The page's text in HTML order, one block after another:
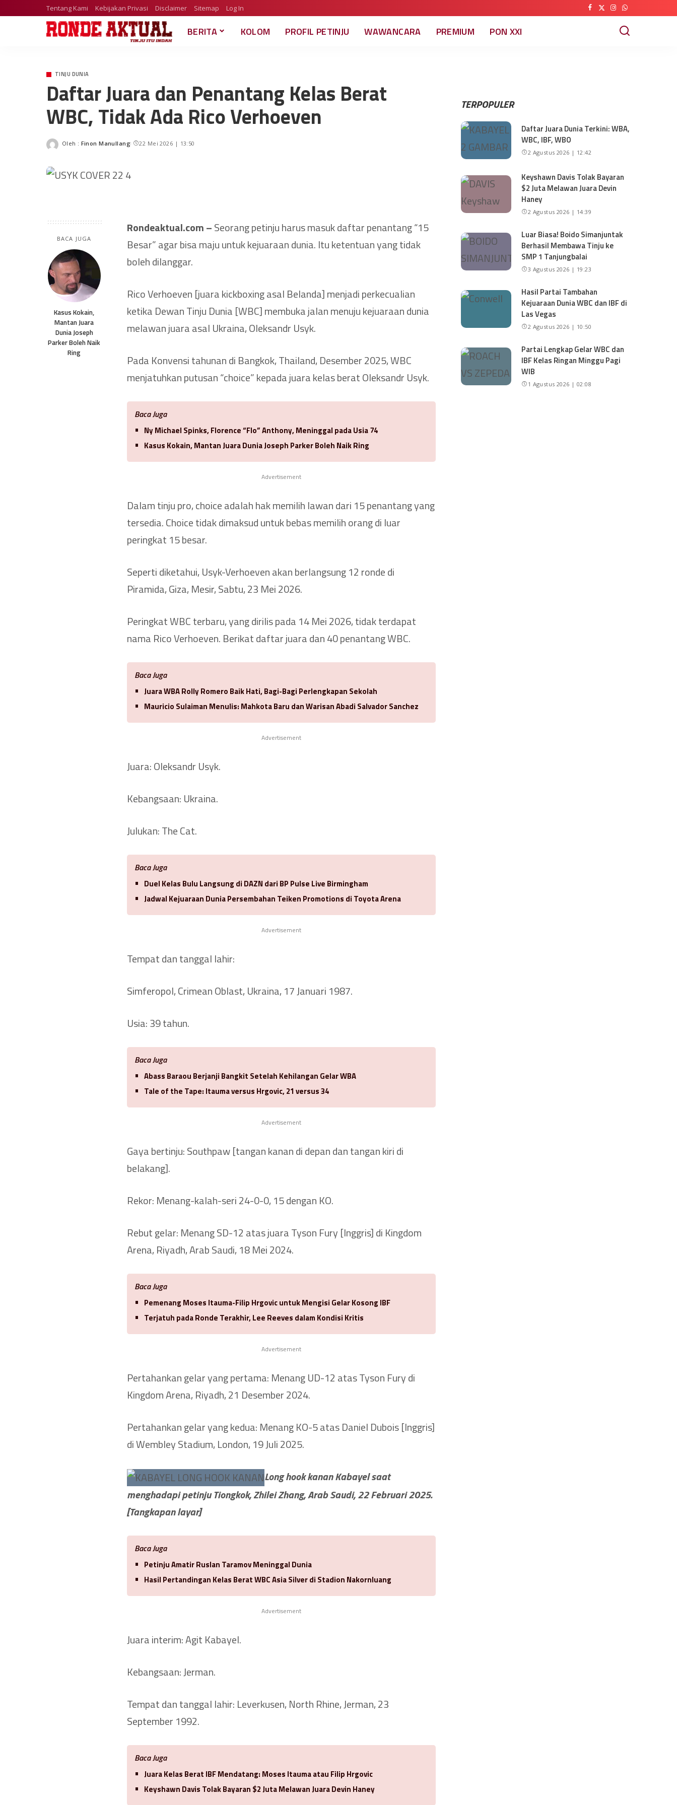
Tentang Kami Kebijakan Privasi Disclaimer Sitemap Log In
BERITA KOLOM PROFIL PETINJU WAWANCARA PREMIUM PON XXI
TINJU DUNIA
Daftar Juara dan Penantang Kelas Berat
WBC, Tidak Ada Rico Verhoeven
Oleh : Finon Manullang 22 Mei 2026 | 13:50
BACA JUGA
Kasus Kokain,
Mantan Juara
Dunia Joseph
Parker Boleh Naik
Ring
Rondeaktual.com –Seorang petinju harus masuk daftar penantang “15
Besar” agar bisa maju untuk kejuaraan dunia. Itu ketentuan yang tidak
boleh dilanggar.
Rico Verhoeven [juara kickboxing asal Belanda] menjadi perkecualian
ketika Dewan Tinju Dunia [WBC] membuka jalan menuju kejuaraan dunia
melawan juara asal Ukraina, Oleksandr Usyk.
Pada Konvensi tahunan di Bangkok, Thailand, Desember 2025, WBC
menjatuhkan putusan “choice” kepada juara kelas berat Oleksandr Usyk.
Baca Juga
Ny Michael Spinks, Florence “Flo” Anthony, Meninggal pada Usia 74
Kasus Kokain, Mantan Juara Dunia Joseph Parker Boleh Naik Ring
Advertisement
Dalam tinju pro, choice adalah hak memilih lawan dari 15 penantang yang
tersedia. Choice tidak dimaksud untuk bebas memilih orang di luar
peringkat 15 besar.
Seperti diketahui, Usyk-Verhoeven akan berlangsung 12 ronde di
Piramida, Giza, Mesir, Sabtu, 23 Mei 2026.
Peringkat WBC terbaru, yang dirilis pada 14 Mei 2026, tidak terdapat
nama Rico Verhoeven. Berikat daftar juara dan 40 penantang WBC.
Baca Juga
Juara WBA Rolly Romero Baik Hati, Bagi-Bagi Perlengkapan Sekolah
Mauricio Sulaiman Menulis: Mahkota Baru dan Warisan Abadi Salvador Sanchez
Advertisement
Juara: Oleksandr Usyk.
Kebangsaan: Ukraina.
Julukan: The Cat.
Baca Juga
Duel Kelas Bulu Langsung di DAZN dari BP Pulse Live Birmingham
Jadwal Kejuaraan Dunia Persembahan Teiken Promotions di Toyota Arena
Advertisement
Tempat dan tanggal lahir:
Simferopol, Crimean Oblast, Ukraina, 17 Januari 1987.
Usia: 39 tahun.
Baca Juga
Abass Baraou Berjanji Bangkit Setelah Kehilangan Gelar WBA
Tale of the Tape: Itauma versus Hrgovic, 21 versus 34
Advertisement
Gaya bertinju: Southpaw [tangan kanan di depan dan tangan kiri di
belakang].
Rekor: Menang-kalah-seri 24-0-0, 15 dengan KO.
Rebut gelar: Menang SD-12 atas juara Tyson Fury [Inggris] di Kingdom
Arena, Riyadh, Arab Saudi, 18 Mei 2024.
Baca Juga
Pemenang Moses Itauma-Filip Hrgovic untuk Mengisi Gelar Kosong IBF
Terjatuh pada Ronde Terakhir, Lee Reeves dalam Kondisi Kritis
Advertisement
Pertahankan gelar yang pertama: Menang UD-12 atas Tyson Fury di
Kingdom Arena, Riyadh, 21 Desember 2024.
Pertahankan gelar yang kedua: Menang KO-5 atas Daniel Dubois [Inggris]
di Wembley Stadium, London, 19 Juli 2025.
Long hook kanan Kabayel saat
menghadapi petinju Tiongkok, Zhilei Zhang, Arab Saudi, 22 Februari 2025.
[Tangkapan layar]
Baca Juga
Petinju Amatir Ruslan Taramov Meninggal Dunia
Hasil Pertandingan Kelas Berat WBC Asia Silver di Stadion Nakornluang
Advertisement
Juara interim: Agit Kabayel.
Kebangsaan: Jerman.
Tempat dan tanggal lahir: Leverkusen, North Rhine, Jerman, 23
September 1992.
Baca Juga
Juara Kelas Berat IBF Mendatang: Moses Itauma atau Filip Hrgovic
Keyshawn Davis Tolak Bayaran $2 Juta Melawan Juara Devin Haney
TERPOPULER
Daftar Juara Dunia Terkini: WBA,
WBC, IBF, WBO
2 Agustus 2026 | 12:42
Keyshawn Davis Tolak Bayaran
$2 Juta Melawan Juara Devin
Haney
2 Agustus 2026 | 14:39
Luar Biasa! Boido Simanjuntak
Berhasil Membawa Tinju ke
SMP 1 Tanjungbalai
3 Agustus 2026 | 19:23
Hasil Partai Tambahan
Kejuaraan Dunia WBC dan IBF di
Las Vegas
2 Agustus 2026 | 10:50
Partai Lengkap Gelar WBC dan
IBF Kelas Ringan Minggu Pagi
WIB
1 Agustus 2026 | 02:08